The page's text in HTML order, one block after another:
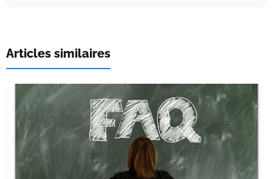
Articles similaires